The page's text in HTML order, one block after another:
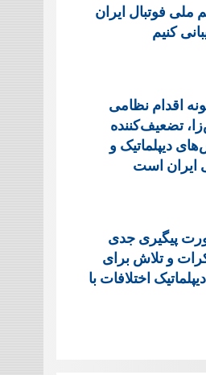
ملی فوتبال ایران
کنیم
اقدام نظامی
تضعیف‌کننده
دیپلماتیک و
ایران است
پیگیری جدی
و تلاش برای
اختلافات با